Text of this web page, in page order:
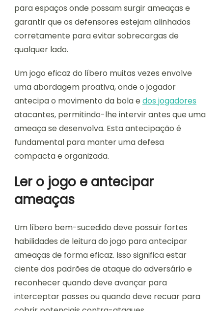
para espaços onde possam surgir ameaças e
garantir que os defensores estejam alinhados
corretamente para evitar sobrecargas de
qualquer lado.
Um jogo eficaz do líbero muitas vezes envolve
uma abordagem proativa, onde o jogador
antecipa o movimento da bola e dos jogadores
atacantes, permitindo-lhe intervir antes que uma
ameaça se desenvolva. Esta antecipação é
fundamental para manter uma defesa
compacta e organizada.
Ler o jogo e antecipar
ameaças
Um líbero bem-sucedido deve possuir fortes
habilidades de leitura do jogo para antecipar
ameaças de forma eficaz. Isso significa estar
ciente dos padrões de ataque do adversário e
reconhecer quando deve avançar para
interceptar passes ou quando deve recuar para